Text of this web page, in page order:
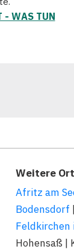
- WAS TUN
Weitere
Afritz am
Bodensdorf |
Feldkirchen
Hohensaß |